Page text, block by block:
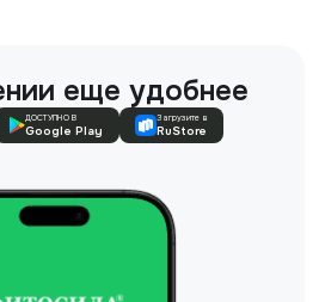
еще удобнее
ДОСТУПНО В
Google Play
Загрузите в
RuStore